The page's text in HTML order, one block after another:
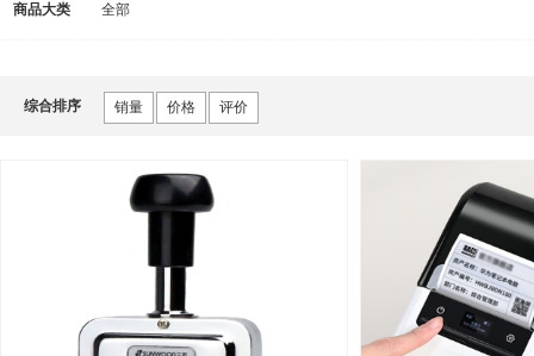
商品大类 全部
综合排序 销量 价格 评价